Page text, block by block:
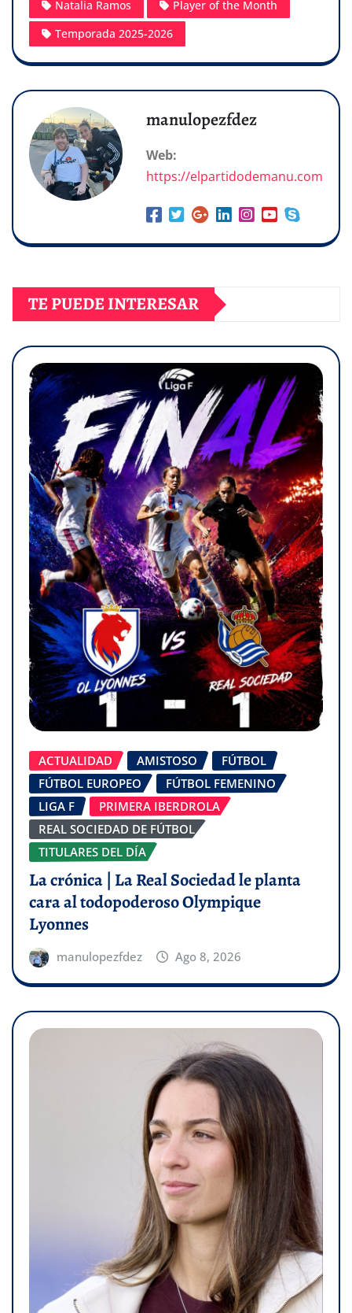
Natalia Ramos
Player of the Month
Temporada 2025-2026
manulopezfdez
Web:
https://elpartidodemanu.com
TE PUEDE INTERESAR
ACTUALIDAD AMISTOSO
FÚTBOL
FÚTBOL EUROPEO
FÚTBOL FEMENINO
LIGA F
PRIMERA IBERDROLA
REAL SOCIEDAD DE FÚTBOL
TITULARES DEL DÍA
La crónica | La Real Sociedad le planta
cara al todopoderoso Olympique
Lyonnes
manulopezfdez Ago 8, 2026